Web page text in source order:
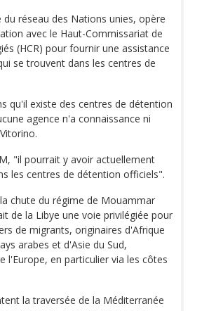
réseau des Nations unies, opère
avec le Haut-Commissariat de
(HCR) pour fournir une assistance
se trouvent dans les centres de
qu'il existe des centres de détention
agence n'a connaissance ni
"il pourrait y avoir actuellement
les centres de détention officiels".
chute du régime de Mouammar
de la Libye une voie privilégiée pour
de migrants, originaires d'Afrique
arabes et d'Asie du Sud,
l'Europe, en particulier via les côtes
la traversée de la Méditerranée